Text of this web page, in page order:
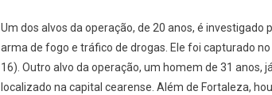
Um dos alvos da operação, de 20 anos, é
arma de fogo e tráfico de drogas. Ele foi capturado
16). Outro alvo da operação, um homem de 31
localizado na capital cearense. Além de Fortaleza,